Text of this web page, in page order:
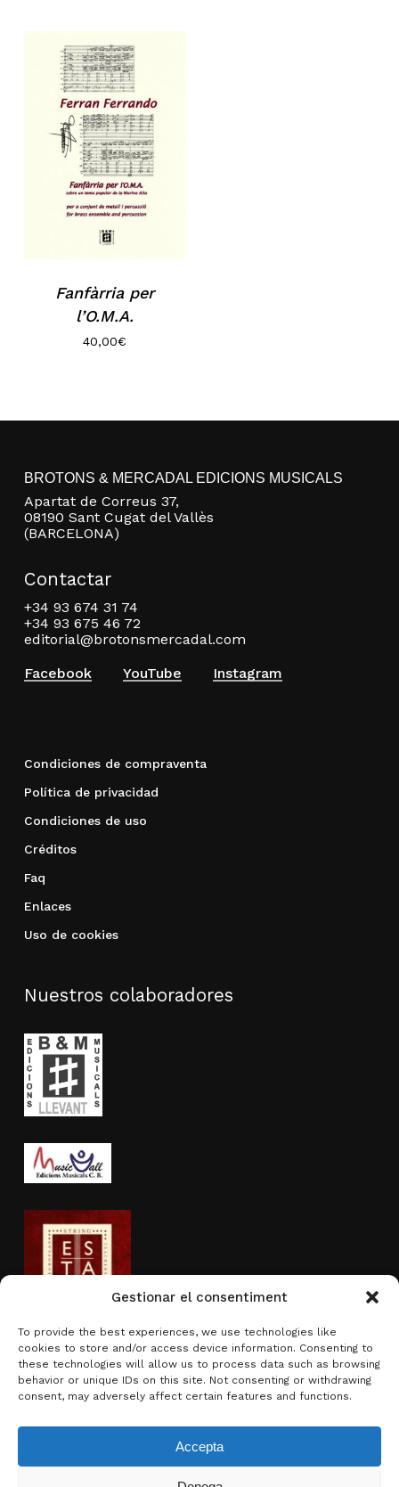
Gestionar el consentiment
To provide the best experiences, we use technologies like
cookies to store and/or access device information. Consenting to
these technologies will allow us to process data such as browsing
behavior or unique IDs on this site. Not consenting or withdrawing
consent, may adversely affect certain features and functions.
Accepta
No hay productos en el carrito.
Fanfàrria per
l’O.M.A.
40,00€
BROTONS & MERCADAL EDICIONS MUSICALS
Apartat de Correus 37,
08190 Sant Cugat del Vallès
(BARCELONA)
Contactar
+34 93 674 31 74
+34 93 675 46 72
editorial@brotonsmercadal.com
Facebook
YouTube Instagram
Condiciones de compraventa
Política de privacidad
Condiciones de uso
Créditos
Faq
Enlaces
Uso de cookies
Nuestros colaboradores
Actividad subvencionada por